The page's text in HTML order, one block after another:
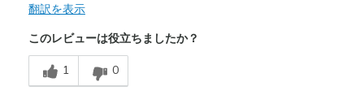
翻訳を表示
このレビューは役立ちましたか？
1 0